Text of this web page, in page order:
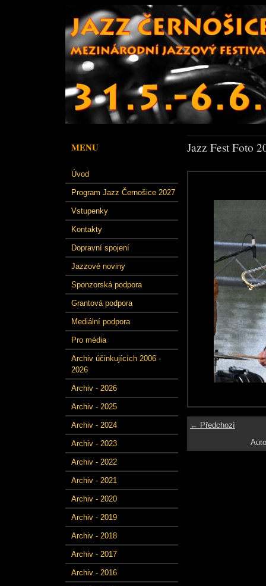
MENU
Úvod
Program Jazz Černošice 2027
Vstupenky
Kontakty
Dopravní spojení
Jazzové noviny
Sponzorská podpora
Grantová podpora
Mediální podpora
Pro média
Archiv účinkujících 2006 -
2026
Archiv - 2026
Archiv - 2025
Archiv - 2024
Archiv - 2023
Archiv - 2022
Archiv - 2021
Archiv - 2020
Archiv - 2019
Archiv - 2018
Archiv - 2017
Archiv - 2016
Jazz Fest Foto
← Předchozí